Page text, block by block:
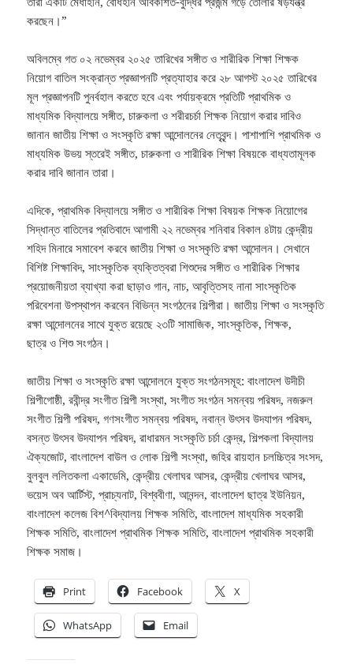
করছেন।”
অবিলম্বে গত ০২ নভেম্বর ২০২৫ তারিখের সঙ্গীত ও শারীরিক শিক্ষা শিক্ষক
নিয়োগ বাতিল সংক্রান্ত প্রজ্ঞাপনটি প্রত্যাহার করে ২৮ আগস্ট ২০২৫ তারিখের
মূল প্রজ্ঞাপনটি পুনর্বহাল করতে হবে এবং পর্যায়ক্রমে প্রতিটি প্রাথমিক ও
মাধ্যমিক বিদ্যালয়ে সঙ্গীত, চারুকলা ও শরীরচর্চা শিক্ষক নিয়োগ করার দাবিও
জানান জাতীয় শিক্ষা ও সংস্কৃতি রক্ষা আন্দোলনের নেতৃবৃন্দ। পাশাপাশি প্রাথমিক ও
মাধ্যমিক উভয় স্তরেই সঙ্গীত, চারুকলা ও শারীরিক শিক্ষা বিষয়কে বাধ্যতামূলক
করার দাবি জানান তারা।
এদিকে, প্রাথমিক বিদ্যালয়ে সঙ্গীত ও শারীরিক শিক্ষা বিষয়ক শিক্ষক নিয়োগের
সিদ্ধান্ত বাতিলের প্রতিবাদে আগামী ২২ নভেম্বর শনিবার বিকাল ৪টায় কেন্দ্রীয়
শহিদ মিনারে সমাবেশ করবে জাতীয় শিক্ষা ও সংস্কৃতি রক্ষা আন্দোলন। সেখানে
বিশিষ্ট শিক্ষাবিদ, সাংস্কৃতিক ব্যক্তিত্বরা শিশুদের সঙ্গীত ও শারীরিক শিক্ষার
প্রয়োজনীয়তা ব্যাখ্যা করা ছাড়াও গান, নাচ, আবৃত্তিসহ নানা সাংস্কৃতিক
পরিবেশনা উপস্থাপন করবেন বিভিন্ন সংগঠনের শিল্পীরা। জাতীয় শিক্ষা ও সংস্কৃতি
রক্ষা আন্দোলনের সাথে যুক্ত রয়েছে ২৩টি সামাজিক, সাংস্কৃতিক, শিক্ষক,
ছাত্র ও শিশু সংগঠন।
জাতীয় শিক্ষা ও সংস্কৃতি রক্ষা আন্দোলনে যুক্ত সংগঠনসমূহ: বাংলাদেশ উদীচী
শিল্পীগোষ্ঠী, রবীন্দ্র সংগীত শিল্পী সংস্থা, সংগীত সংগঠন সমন্বয় পরিষদ, নজরুল
সংগীত শিল্পী পরিষদ, গণসংগীত সমন্বয় পরিষদ, নবান্ন উৎসব উদযাপন পরিষদ,
বসন্ত উৎসব উদযাপন পরিষদ, রাধারমন সংস্কৃতি চর্চা কেন্দ্র, শিল্পকলা বিদ্যালয়
ঐক্যজোট, বাংলাদেশ বাউল ও লোক শিল্পী সংস্থা, জহির রায়হান চলচ্চিত্র সংসদ,
বুলবুল ললিতকলা একাডেমি, কেন্দ্রীয় খেলাঘর আসর, কেন্দ্রীয় খেলাঘর আসর,
ভয়েস অব আর্টিস্ট, প্রাচ্যনাট, বিশ্ববীণা, আনন্দন, বাংলাদেশ ছাত্র ইউনিয়ন,
বাংলাদেশ কলেজ বিশ^বিদ্যালয় শিক্ষক সমিতি, বাংলাদেশ মাধ্যমিক সহকারী
শিক্ষক সমিতি, বাংলাদেশ প্রাথমিক শিক্ষক সমিতি, বাংলাদেশ প্রাথমিক সহকারী
শিক্ষক সমাজ।
Print Facebook X
WhatsApp Email